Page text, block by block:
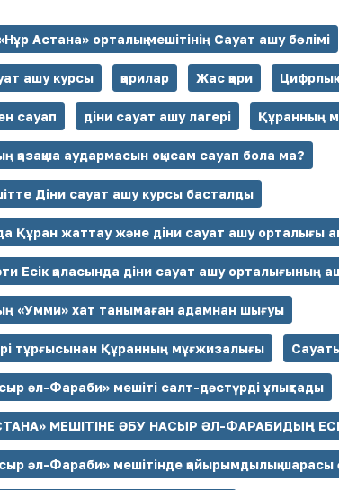
Астана» орталық мешітінің Сауат ашу бөлімі
ашу курсы қарилар Жас қари Цифрлық
сауап діни сауат ашу лагері Құранның
қазақша аудармасын оқысам сауап бола ма?
Діни сауат ашу курсы басталды
Құран жаттау және діни сауат ашу орталығы
Есік қаласында діни сауат ашу орталығының
«Умми» хат танымаған адамнан шығуы
тұрғысынан Құранның мұғжизалығы
әл-Фараби» мешіті салт-дәстүрді ұлықтады
МЕШІТІНЕ ӘБУ НАСЫР ӘЛ-ФАРАБИДЫҢ
әл-Фараби» мешітінде қайырымдылық шарасы